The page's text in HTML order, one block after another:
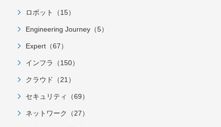
ロボット（15）
Engineering Journey（5）
Expert（67）
インフラ（150）
クラウド（21）
セキュリティ（69）
ネットワーク（27）